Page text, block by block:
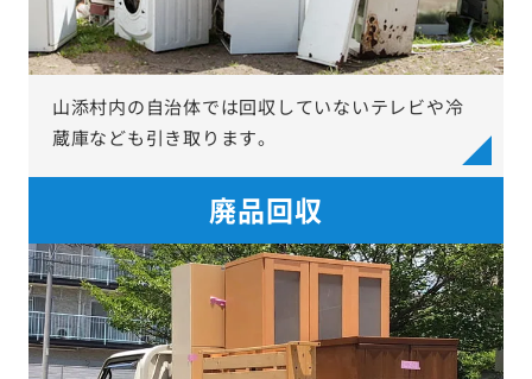
山添村内の自治体では回収していないテレビや冷
蔵庫なども引き取ります。
廃品回収